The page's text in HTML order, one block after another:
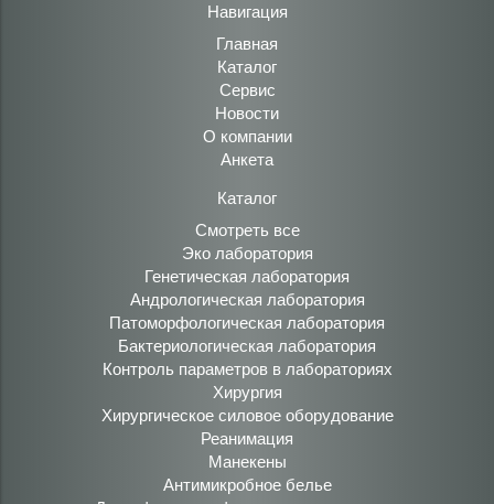
Навигация
Главная
Каталог
Сервис
Новости
О компании
Анкета
Каталог
Смотреть все
Эко лаборатория
Генетическая лаборатория
Андрологическая лаборатория
Патоморфологическая лаборатория
Бактериологическая лаборатория
Контроль параметров в лабораториях
Хирургия
Хирургическое силовое оборудование
Реанимация
Манекены
Антимикробное белье